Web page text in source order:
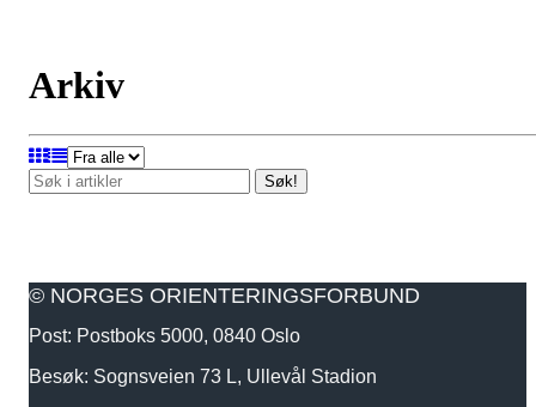
Arkiv
Søk!
© NORGES ORIENTERINGSFORBUND
Post: Postboks 5000, 0840 Oslo
Besøk: Sognsveien 73 L, Ullevål Stadion